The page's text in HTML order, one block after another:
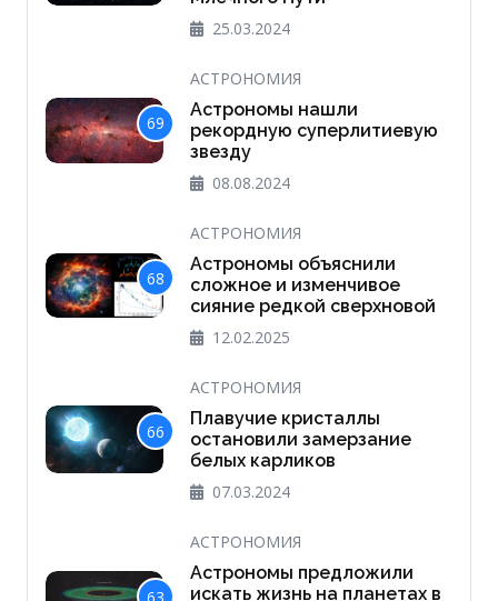
25.03.2024
69
АСТРОНОМИЯ
Астрономы нашли
рекордную суперлитиевую
звезду
08.08.2024
68
АСТРОНОМИЯ
Астрономы объяснили
сложное и изменчивое
сияние редкой сверхновой
12.02.2025
66
АСТРОНОМИЯ
Плавучие кристаллы
остановили замерзание
белых карликов
07.03.2024
АСТРОНОМИЯ
Астрономы предложили
искать жизнь на планетах в